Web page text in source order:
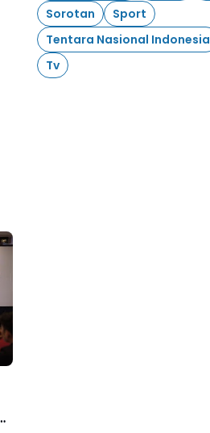
Sorotan
Sport
Tentara Nasional Indonesia
Tv